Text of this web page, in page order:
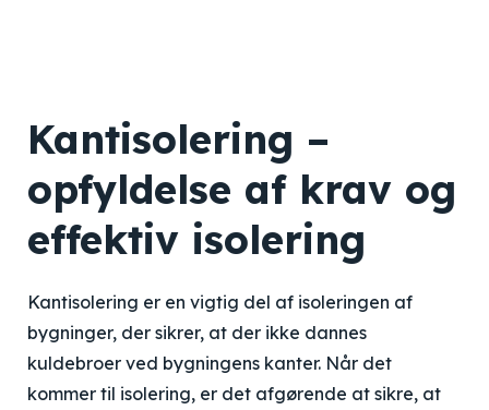
Kantisolering –
opfyldelse af krav og
effektiv isolering
Kantisolering er en vigtig del af isoleringen af
bygninger, der sikrer, at der ikke dannes
kuldebroer ved bygningens kanter. Når det
kommer til isolering, er det afgørende at sikre, at